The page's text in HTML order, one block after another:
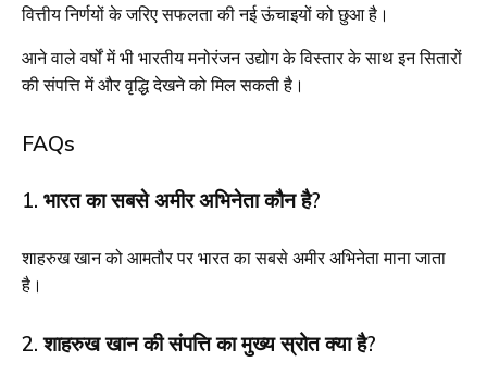
वित्तीय निर्णयों के जरिए सफलता की नई ऊंचाइयों को छुआ है।
आने वाले वर्षों में भी भारतीय मनोरंजन उद्योग के विस्तार के साथ इन सितारों
की संपत्ति में और वृद्धि देखने को मिल सकती है।
FAQs
1. भारत का सबसे अमीर अभिनेता कौन है?
शाहरुख खान को आमतौर पर भारत का सबसे अमीर अभिनेता माना जाता
है।
2. शाहरुख खान की संपत्ति का मुख्य स्रोत क्या है?